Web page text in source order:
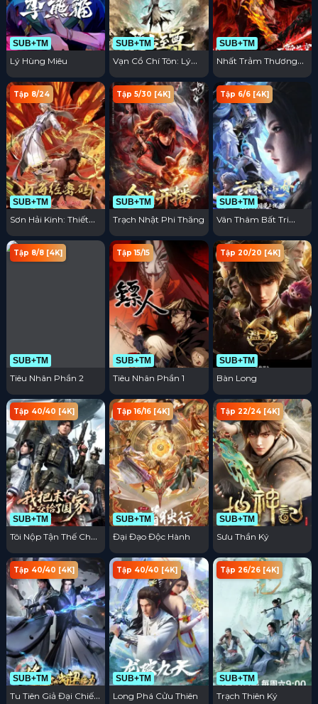
SUB+TM
Lý Hùng Miêu
SUB+TM
Vạn Cổ Chí Tôn: Lý
Vân Tiêu Truyện
SUB+TM
Nhất Trảm Thương
Khung
SUB+TM
Tập 8/24
Sơn Hải Kinh: Thiết
Lập Lại Trật Tự
SUB+TM
Tập 5/30 [4K]
Trạch Nhật Phi Thăng
SUB+TM
Tập 6/6 [4K]
Vân Thâm Bất Tri
Mộng: Trận Chiến
Trục Minh
SUB+TM
Tập 8/8 [4K]
Tiêu Nhân Phần 2
SUB+TM
Tập 15/15
Tiêu Nhân Phần 1
SUB+TM
Tập 20/20 [4K]
Bàn Long
SUB+TM
Tập 40/40 [4K]
Tôi Nộp Tận Thế Cho
Quốc Gia
SUB+TM
Tập 16/16 [4K]
Đại Đạo Độc Hành
SUB+TM
Tập 22/24 [4K]
Sưu Thần Ký
SUB+TM
Tập 40/40 [4K]
Tu Tiên Giả Đại Chiến
SUB+TM
Tập 40/40 [4K]
Long Phá Cửu Thiên
SUB+TM
Tập 26/26 [4K]
Trạch Thiên Ký